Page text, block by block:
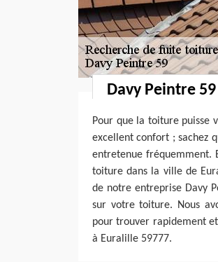
Davy Peintre
Pour que la toiture puisse
excellent confort ; sachez
entretenue fréquemment.
toiture dans la ville de
de notre entreprise Davy
sur votre toiture. Nous
pour trouver rapidement
à Euralille 59777.